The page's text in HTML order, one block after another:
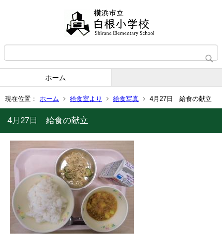
ホーム
現在位置： ホーム 給食室より 給食写真 4月27日 給食の献立
4月27日 給食の献立